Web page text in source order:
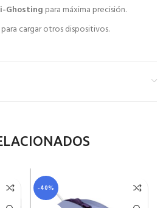
Ghosting para máxima precisión.
para cargar otros dispositivos.
-40%